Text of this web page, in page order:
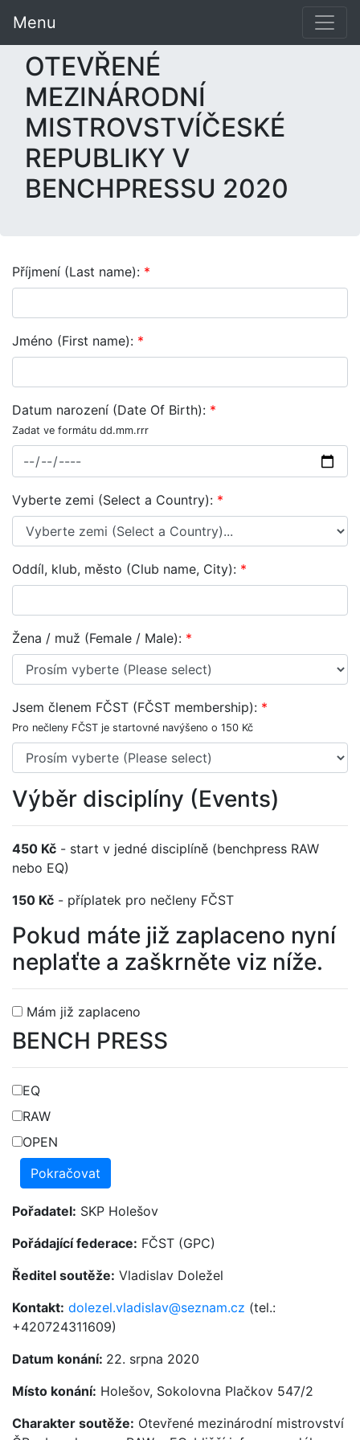
Menu
OTEVŘENÉ
MEZINÁRODNÍ
MISTROVSTVÍČESKÉ
REPUBLIKY V
BENCHPRESSU 2020
Příjmení (Last name): *
Jméno (First name): *
Datum narození (Date Of Birth): *
Zadat ve formátu dd.mm.rrr
Vyberte zemi (Select a Country): *
Oddíl, klub, město (Club name, City): *
Žena / muž (Female / Male): *
Jsem členem FČST (FČST membership): *
Pro nečleny FČST je startovné navýšeno o 150 Kč
Výběr disciplíny (Events)
450 Kč - start v jedné disciplíně (benchpress RAW
nebo EQ)
150 Kč - příplatek pro nečleny FČST
Pokud máte již zaplaceno nyní
neplaťte a zaškrněte viz níže.
Mám již zaplaceno
BENCH PRESS
EQ
RAW
OPEN
Pořadatel: SKP Holešov
Pořádající federace: FČST (GPC)
Ředitel soutěže: Vladislav Doležel
Kontakt: dolezel.vladislav@seznam.cz (tel.:
+420724311609)
Datum konání: 22. srpna 2020
Místo konání: Holešov, Sokolovna Plačkov 547/2
Charakter soutěže: Otevřené mezinárodní mistrovství